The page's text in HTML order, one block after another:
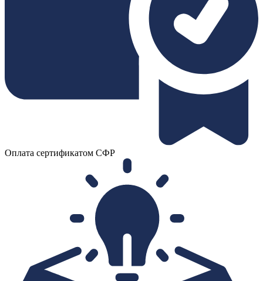
Оплата сертификатом СФР